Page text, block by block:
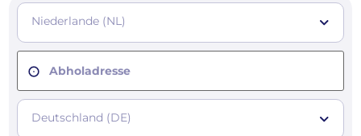
Niederlande (NL)
Abholadresse
Deutschland (DE)